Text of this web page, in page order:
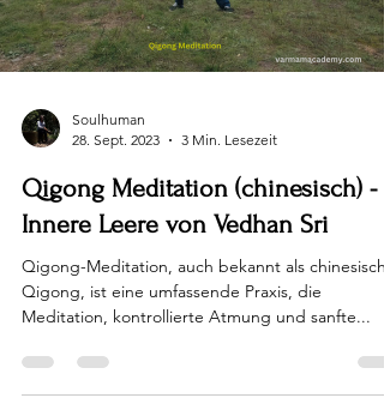
Load video
28. Sept. 2023
3 Min. Lesezeit
Qigong Meditation (chinesisch) -
Innere Leere von Vedhan Sri
Qigong-Meditation, auch bekannt als
Meditation, kontrollierte Atmung und sanfte...